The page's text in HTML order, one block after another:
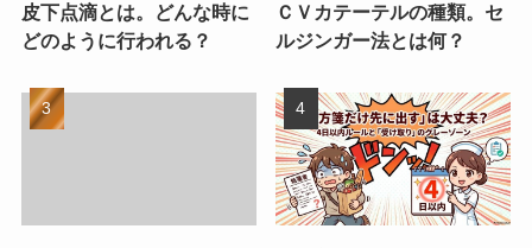
皮下点滴とは。どんな時に
どのように行われる？
ＣＶカテーテルの種類。セ
ルジンガー法とは何？